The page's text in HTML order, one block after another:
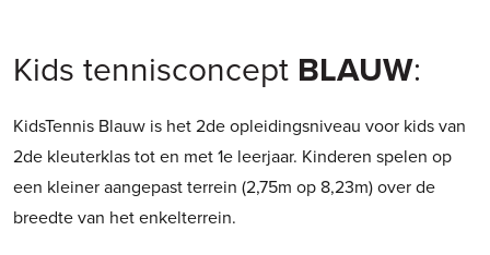
Kids tennisconcept BLAUW:
KidsTennis Blauw is het 2de opleidingsniveau voor kids van
2de kleuterklas tot en met 1e leerjaar. Kinderen spelen op
een kleiner aangepast terrein (2,75m op 8,23m) over de
breedte van het enkelterrein.